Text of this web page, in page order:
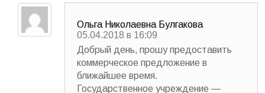
Ольга Николаевна Булгакова
05.04.2018 в 16:09
Добрый день, прошу предоставить
коммерческое предложение в
ближайшее время.
Государственное учреждение —